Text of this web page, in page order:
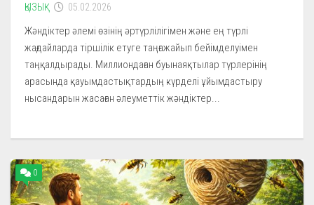
ҚЫЗЫҚ 05.02.2026
Жәндіктер әлемі өзінің әртүрлілігімен және ең түрлі
жағдайларда тіршілік етуге таңғажайып бейімделуімен
таңқалдырады. Миллиондаған буынаяқтылар түрлерінің
арасында қауымдастықтардың күрделі ұйымдастыру
нысандарын жасаған әлеуметтік жәндіктер...
0